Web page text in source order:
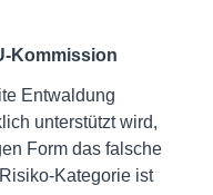
Kommission
Entwaldung
unterstützt wird,
Form das falsche
Kategorie ist